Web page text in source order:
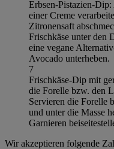
Erbsen-Pistazien-
einer Creme
Zitronensaft
Frischkäse unter den
eine vegane
Avocado unterheben.
7
Frischkäse-Dip mit
die Forelle bzw. den
Servieren die Forelle
und unter die Masse
Garnieren
Wir akzeptieren folgende